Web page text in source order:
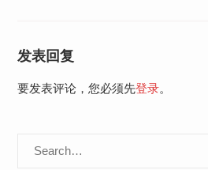
发表回复
要发表评论，您必须先登录。